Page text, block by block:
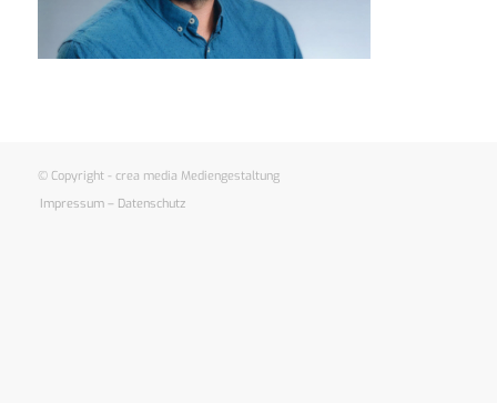
© Copyright - crea media Mediengestaltung
Impressum – Datenschutz